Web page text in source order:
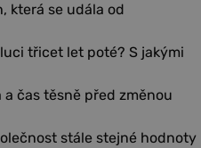
která se udála od
třicet let poté? S jakými
čas těsně před změnou
stále stejné hodnoty